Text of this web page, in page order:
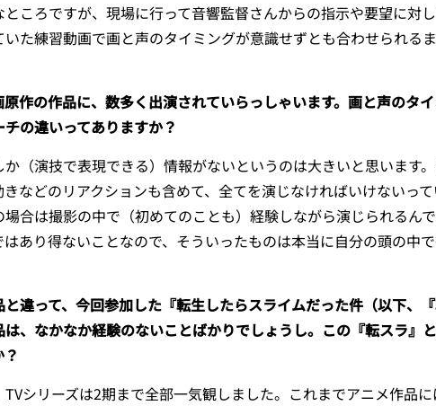
ころですが、現場に行って音響監督さんからの指示や要望に対
た練習動画で画と声のタイミングが意識せずとも合わせられる
作の作品に、数多く出演されていらっしゃいます。画と声のタ
の違いってありますか？
（演技で表現できる）情報がないというのは大きいと思います
などのリアクションも含めて、全てを演じなければいけないっ
合は撮影の中で（初めてのことも）経験しながら演じられるん
あり得ないことなので、そういったものは本当に自分の頭の中
違って、今回参加した『転生したらスライムだった件（以下、
、なかなか経験のないことばかりでしょうし。 この『転スラ』
シリーズは2期まで全部一気観しました。これまでアニメ作品に